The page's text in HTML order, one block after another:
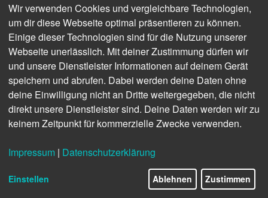
Wir verwenden Cookies und vergleichbare Technologien,
um dir diese Webseite optimal präsentieren zu können.
Einige dieser Technologien sind für die Nutzung unserer
Webseite unerlässlich. Mit deiner Zustimmung dürfen wir
und unsere Dienstleister Informationen auf deinem Gerät
speichern und abrufen. Dabei werden deine Daten ohne
deine Einwilligung nicht an Dritte weitergegeben, die nicht
direkt unsere Dienstleister sind. Deine Daten werden wir zu
keinem Zeitpunkt für kommerzielle Zwecke verwenden.
Impressum | Datenschutzerklärung
Einstellen Ablehnen Zustimmen